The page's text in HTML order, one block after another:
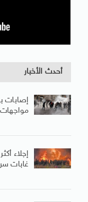
أحدث الأخبار
إصابات
غابات